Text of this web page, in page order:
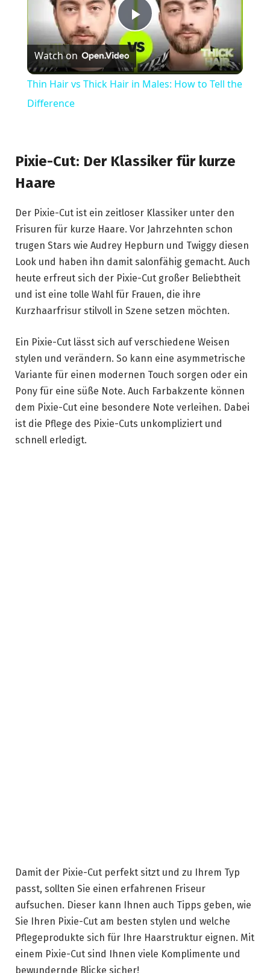
Play
Video
Watch on
Thin Hair vs Thick Hair in Males: How to Tell the
Difference
Pixie-Cut: Der Klassiker für kurze
Haare
Der Pixie-Cut ist ein zeitloser Klassiker unter den
Frisuren für kurze Haare. Vor Jahrzehnten schon
trugen Stars wie Audrey Hepburn und Twiggy diesen
Look und haben ihn damit salonfähig gemacht. Auch
heute erfreut sich der Pixie-Cut großer Beliebtheit
und ist eine tolle Wahl für Frauen, die ihre
Kurzhaarfrisur stilvoll in Szene setzen möchten.
Ein Pixie-Cut lässt sich auf verschiedene Weisen
stylen und verändern. So kann eine asymmetrische
Variante für einen modernen Touch sorgen oder ein
Pony für eine süße Note. Auch Farbakzente können
dem Pixie-Cut eine besondere Note verleihen. Dabei
ist die Pflege des Pixie-Cuts unkompliziert und
schnell erledigt.
Damit der Pixie-Cut perfekt sitzt und zu Ihrem Typ
passt, sollten Sie einen erfahrenen Friseur
aufsuchen. Dieser kann Ihnen auch Tipps geben, wie
Sie Ihren Pixie-Cut am besten stylen und welche
Pflegeprodukte sich für Ihre Haarstruktur eignen. Mit
einem Pixie-Cut sind Ihnen viele Komplimente und
bewundernde Blicke sicher!